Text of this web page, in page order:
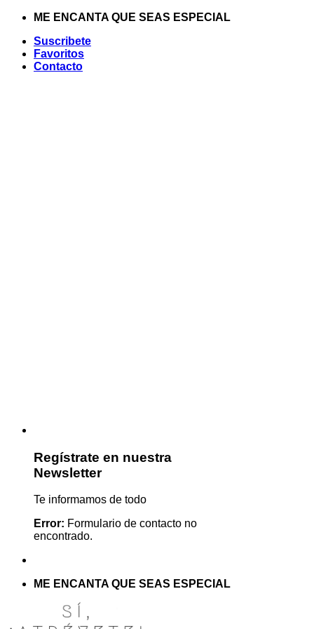
Saltar
contenido
ME ENCANTA QUE SEAS ESPECIAL
Suscribete
Favoritos
Contacto
Regístrate en nuestra
Newsletter
Te informamos de todo
Error: Formulario de contacto no
encontrado.
ME ENCANTA QUE SEAS ESPECIAL